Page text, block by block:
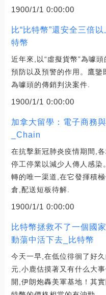
1900/1/1 0:00:00
比“比特幣”還安全三倍
特幣
近年來,以“虛擬貨幣”為噱
預防以及預警的作用。鷹鑒
為噱頭的傳銷判決案件.
1900/1/1 0:00:00
加拿大留學：電子商務
_Chain
在抗擊新冠肺炎疫情期間,
停工停業以減少人傳人感染
轉的唯一渠道,在它發揮積
倉,配送短板待解.
1900/1/1 0:00:00
比特幣拯救不了一個國
動蕩中活下去_比特幣
今天一早,在低位徘徊了好
元,小鹿估摸著又有什么大
開,伊朗炮轟美軍基地！其